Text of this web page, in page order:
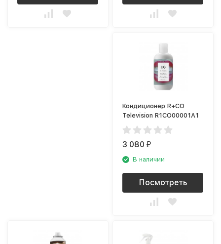
Кондиционер R+CO
Television R1CO00001A1
3 080₽
В наличии
Посмотреть